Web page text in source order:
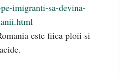
imigranti-sa-devina-
este fiica ploii si